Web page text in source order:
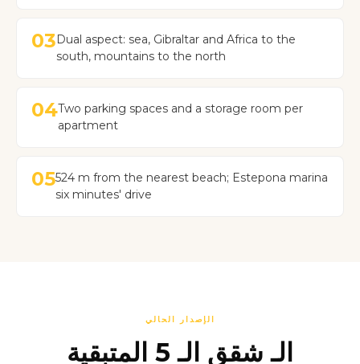
03Dual aspect: sea, Gibraltar and Africa to the
south, mountains to the north
04Two parking spaces and a storage room per
apartment
05524 m from the nearest beach; Estepona marina
six minutes' drive
الإصدار الحالي
الـ شقق الـ 5 المتبقية